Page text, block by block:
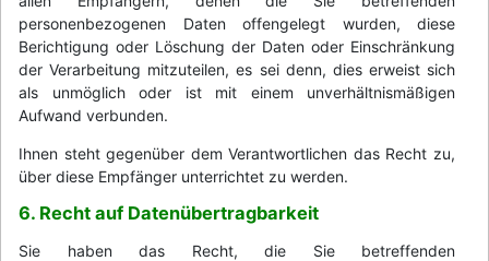
personenbezogenen Daten offengelegt wurden, diese
Berichtigung oder Löschung der Daten oder Einschränkung
der Verarbeitung mitzuteilen, es sei denn, dies erweist sich
als unmöglich oder ist mit einem unverhältnismäßigen
Aufwand verbunden.
Ihnen steht gegenüber dem Verantwortlichen das Recht zu,
über diese Empfänger unterrichtet zu werden.
6. Recht auf Datenübertragbarkeit
Sie haben das Recht, die Sie betreffenden